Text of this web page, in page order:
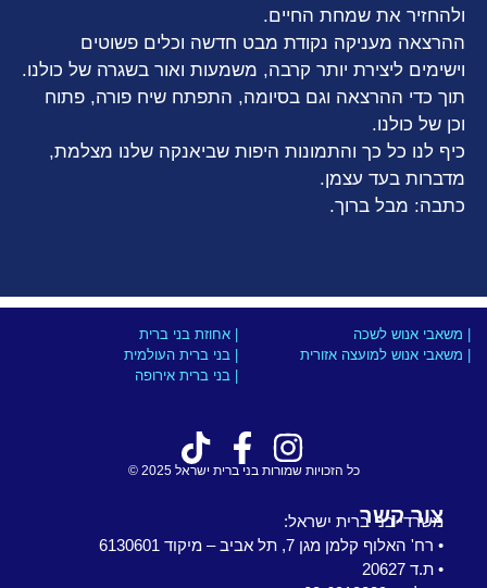
ולהחזיר את שמחת החיים.
​ההרצאה מעניקה נקודת מבט חדשה וכלים פשוטים
וישימים ליצירת יותר קרבה, משמעות ואור בשגרה של כולנו.
תוך כדי ההרצאה וגם בסיומה, התפתח שיח פורה, פתוח
וכן של כולנו.
כיף לנו כל כך והתמונות היפות שביאנקה שלנו מצלמת,
מדברות בעד עצמן.
כתבה: מבל ברוך.
| משאבי אנוש לשכה
| משאבי אנוש למועצה אזורית
| אחוזת בני ברית
| בני ברית העולמית
| בני ברית אירופה
כל הזכויות שמורות בני ברית ישראל 2025 ©
צור קשר
משרדי בני ברית ישראל:
• רח' האלוף קלמן מגן 7, תל אביב – מיקוד 6130601
• ת.ד 20627